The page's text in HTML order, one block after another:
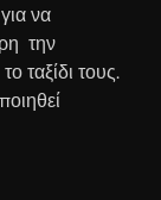
να
την
ταξίδι τους.